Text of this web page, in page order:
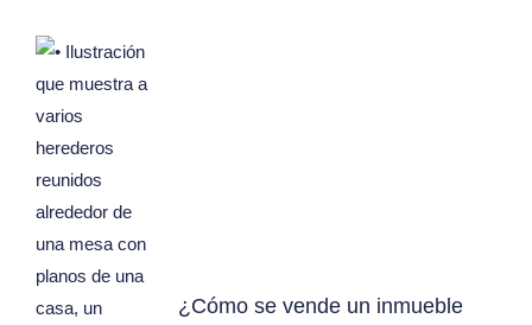
¿Cómo se vende un inmueble